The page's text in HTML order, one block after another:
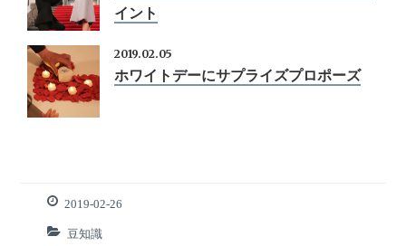
イント
2019.02.05
ホワイトデーにサプライズプロポーズ
2019-02-26
豆知識